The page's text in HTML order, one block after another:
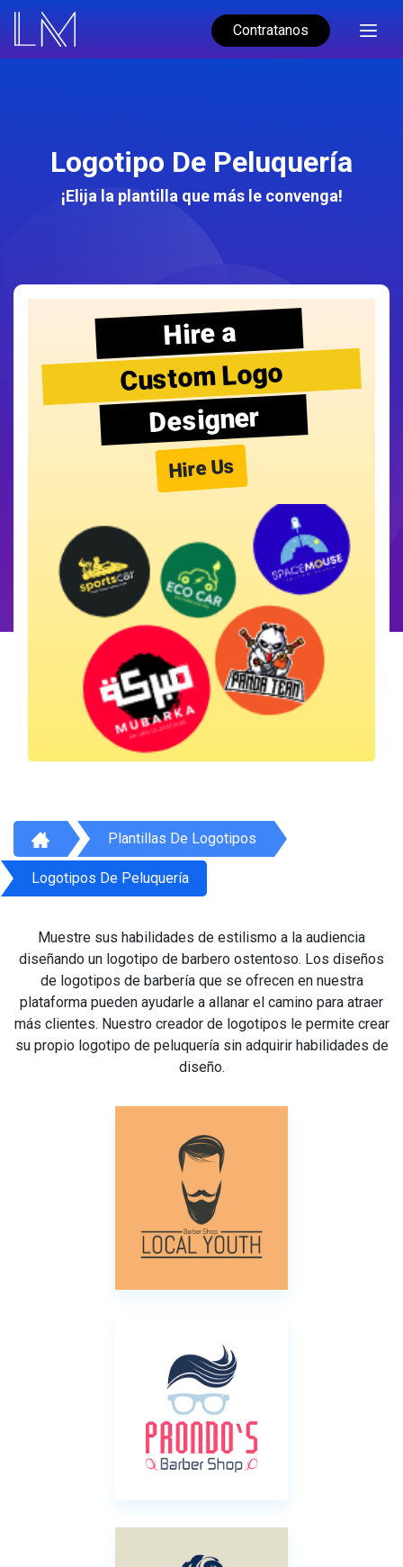
Contratanos
Logotipo De Peluquería
¡Elija la plantilla que más le convenga!
Hire a
Custom Logo
Designer
Hire Us
Plantillas De Logotipos
Logotipos De Peluquería
Muestre sus habilidades de estilismo a la audiencia
diseñando un logotipo de barbero ostentoso. Los diseños
de logotipos de barbería que se ofrecen en nuestra
plataforma pueden ayudarle a allanar el camino para atraer
más clientes. Nuestro creador de logotipos le permite crear
su propio logotipo de peluquería sin adquirir habilidades de
diseño.